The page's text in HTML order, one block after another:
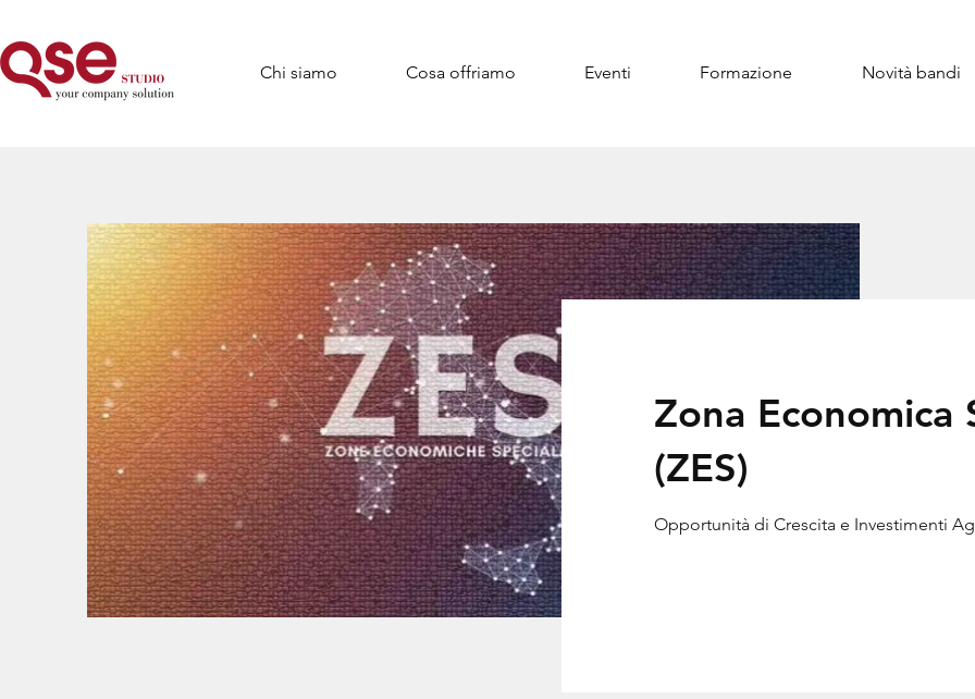
Chi siamo Cosa offriamo Eventi Formazione Novità bandi
Zona Economica
(ZES)
Opportunità di Crescita e Investimenti